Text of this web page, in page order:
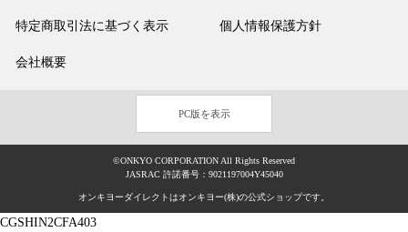
特定商取引法に基づく表示 個人情報保護方針
会社概要
PC版を表示
©ONKYO CORPORATION All Rights Reserved
JASRAC 許諾番号：9021197004Y45040
オンキヨーダイレクトはオンキヨー(株)の公式ショップです。
CGSHIN2CFA403